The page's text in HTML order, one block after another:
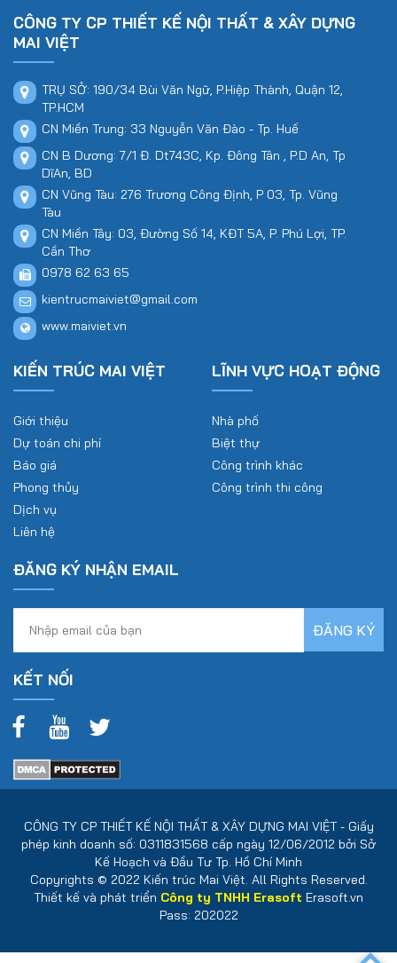
CÔNG TY CP THIẾT KẾ NỘI THẤT & XÂY DỰNG
MAI VIỆT
TRỤ SỞ: 190/34 Bùi Văn Ngữ, P.Hiệp Thành, Quận 12,
TP.HCM
CN Miền Trung: 33 Nguyễn Văn Đào - Tp. Huế
CN B Dương: 7/1 Đ. Dt743C, Kp. Đông Tân , P.D An, Tp
DĩAn, BD
CN Vũng Tàu: 276 Trương Công Định, P 03, Tp. Vũng
Tàu
CN Miền Tây: 03, Đường Số 14, KĐT 5A, P. Phú Lợi, TP.
Cần Thơ
0978 62 63 65
kientrucmaiviet@gmail.com
www.maiviet.vn
KIẾN TRÚC MAI VIỆT
Giới thiệu
Dự toán chi phí
Báo giá
Phong thủy
Dịch vụ
Liên hệ
LĨNH VỰC HOẠT ĐỘNG
Nhà phố
Biệt thự
Công trình khác
Công trình thi công
ĐĂNG KÝ NHẬN EMAIL
KẾT NỐI
CÔNG TY CP THIẾT KẾ NỘI THẤT & XÂY DỰNG MAI VIỆT - Giấy
phép kinh doanh số: 0311831568 cấp ngày 12/06/2012 bởi Sở
Kế Hoạch và Đầu Tư Tp. Hồ Chí Minh
Copyrights © 2022 Kiến trúc Mai Việt. All Rights Reserved.
Thiết kế và phát triển Công ty TNHH Erasoft Erasoft.vn
Pass: 202022